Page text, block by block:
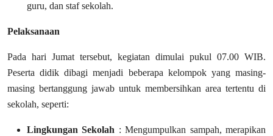
guru, dan staf sekolah.
Pelaksanaan
Pada hari Jumat tersebut, kegiatan dimulai pukul 07.00 WIB.
Peserta didik dibagi menjadi beberapa kelompok yang masing-
masing bertanggung jawab untuk membersihkan area tertentu di
sekolah, seperti:
Lingkungan Sekolah : Mengumpulkan sampah, merapikan